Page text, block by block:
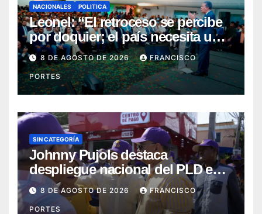
NACIONALES POLITICA
Leonel: “El retroceso se percibe
por doquier; el país necesita un
nuevo rumbo”
8 DE AGOSTO DE 2026 FRANCISCO
PORTES
SIN CATEGORÍA
Johnny Pujols destaca
despliegue nacional del PLD en
segunda jornada de Esfuerzo
Concentrado
8 DE AGOSTO DE 2026 FRANCISCO
PORTES